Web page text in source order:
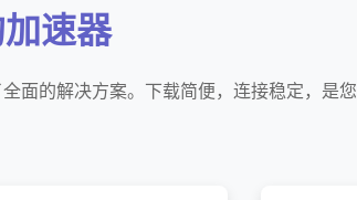
速器
面的解决方案。下载简便，连接稳定，是您